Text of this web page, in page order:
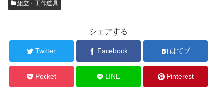
組立・工作道具
シェアする
Twitter Facebook はてブ
Pocket LINE Pinterest